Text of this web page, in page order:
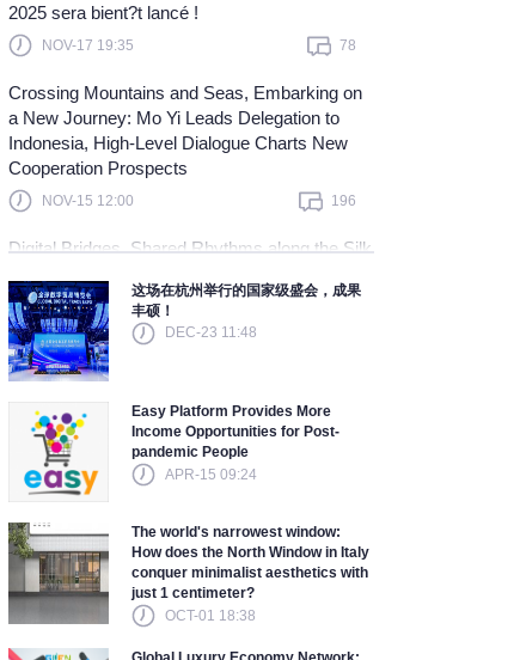
2025 sera bient?t lancé !
NOV-17 19:35 78
Crossing Mountains and Seas, Embarking on
a New Journey: Mo Yi Leads Delegation to
Indonesia, High-Level Dialogue Charts New
Cooperation Prospects
NOV-15 12:00 196
Digital Bridges, Shared Rhythms along the Silk
Explore a New Blue Ocean in Digital
Cooperation and Embark on a New Journey
Toward Community Building
NOV-10 15:40
这场在杭州举行的国家级盛会，成果
丰硕！
DEC-23 11:48
Easy Platform Provides More
Income Opportunities for Post-
pandemic People
APR-15 09:24
The world's narrowest window:
How does the North Window in Italy
conquer minimalist aesthetics with
just 1 centimeter?
OCT-01 18:38